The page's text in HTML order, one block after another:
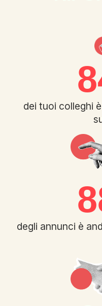
dei tuoi colleghi
degli annunci è